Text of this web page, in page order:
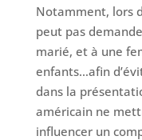
Notamment, lors
peut pas
marié, et à une
enfants…afin
dans la
américain ne
influencer un